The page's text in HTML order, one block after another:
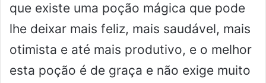
que existe uma poção mágica que pode
lhe deixar mais feliz, mais saudável, mais
otimista e até mais produtivo, e o melhor
esta poção é de graça e não exige muito